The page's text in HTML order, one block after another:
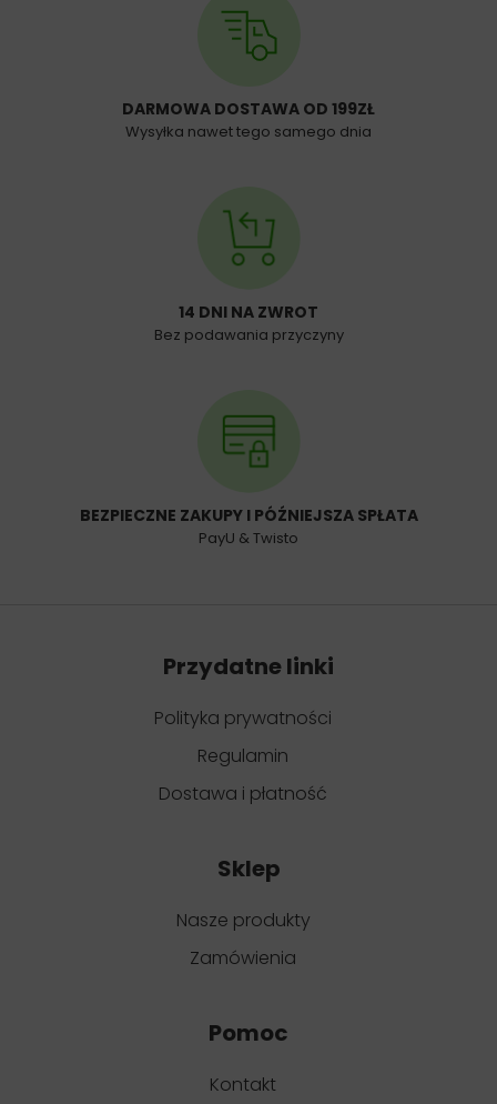
DARMOWA DOSTAWA OD 199ZŁ
Wysyłka nawet tego samego dnia
14 DNI NA ZWROT
Bez podawania przyczyny
BEZPIECZNE ZAKUPY I PÓŹNIEJSZA SPŁATA
PayU & Twisto
Przydatne linki
Polityka prywatności
Regulamin
Dostawa i płatność
Sklep
Nasze produkty
Zamówienia
Pomoc
Kontakt